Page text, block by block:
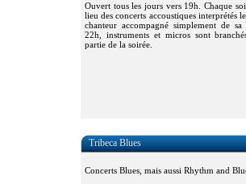
Ouvert tous les jours vers 19h. Chaque
lieu des concerts accoustiques interprétés
chanteur accompagné simplement de
22h, instruments et micros sont
partie de la soirée.
Tribeca Blues
Concerts Blues, mais aussi Rhythm and